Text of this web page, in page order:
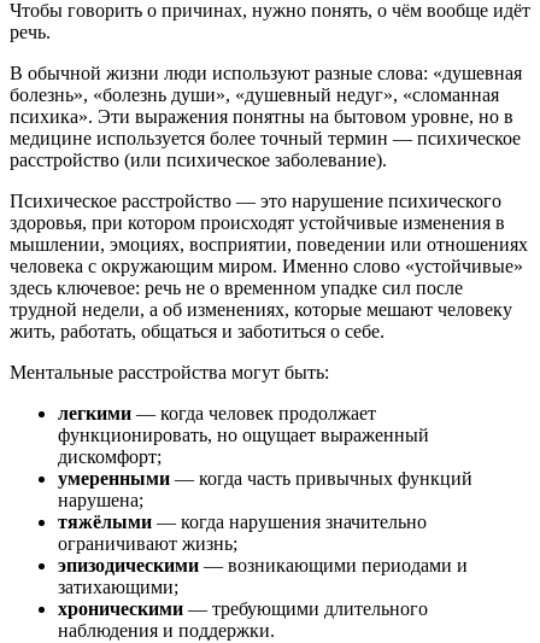
Чтобы говорить о причинах, нужно понять, о чём вообще идёт
речь.
В обычной жизни люди используют разные слова: «душевная
болезнь», «болезнь души», «душевный недуг», «сломанная
психика». Эти выражения понятны на бытовом уровне, но в
медицине используется более точный термин — психическое
расстройство (или психическое заболевание).
Психическое расстройство — это нарушение психического
здоровья, при котором происходят устойчивые изменения в
мышлении, эмоциях, восприятии, поведении или отношениях
человека с окружающим миром. Именно слово «устойчивые»
здесь ключевое: речь не о временном упадке сил после
трудной недели, а об изменениях, которые мешают человеку
жить, работать, общаться и заботиться о себе.
Ментальные расстройства могут быть:
легкими — когда человек продолжает
функционировать, но ощущает выраженный
дискомфорт;
умеренными — когда часть привычных функций
нарушена;
тяжёлыми — когда нарушения значительно
ограничивают жизнь;
эпизодическими — возникающими периодами и
затихающими;
хроническими — требующими длительного
наблюдения и поддержки.